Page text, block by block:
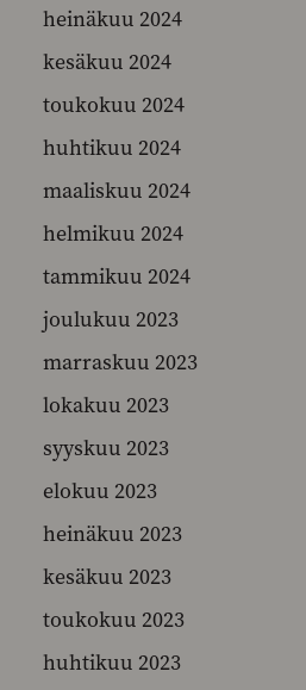
heinäkuu 2024
kesäkuu 2024
toukokuu 2024
huhtikuu 2024
maaliskuu 2024
helmikuu 2024
tammikuu 2024
joulukuu 2023
marraskuu 2023
lokakuu 2023
syyskuu 2023
elokuu 2023
heinäkuu 2023
kesäkuu 2023
toukokuu 2023
huhtikuu 2023